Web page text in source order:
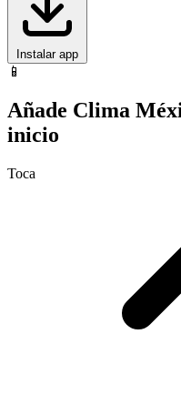
Instalar app
📱
Añade Clima
inicio
Toca